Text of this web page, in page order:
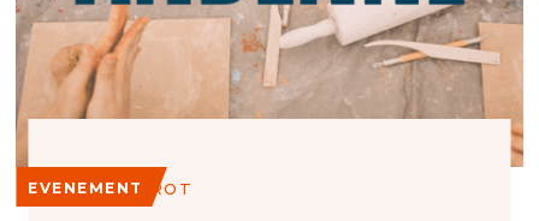
EVENEMENT
EMA & GROT